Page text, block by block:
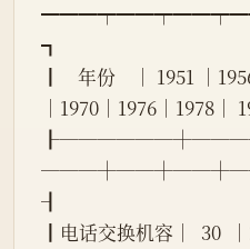
┓
┃    年份    │ 1951
│1970│1976│1978│
┨
┃电话交换机容│  30